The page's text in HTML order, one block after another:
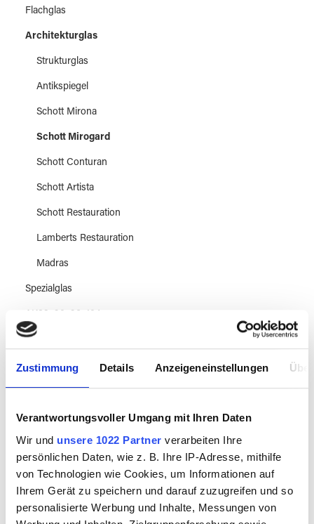
Zustimmung Details Anzeigeneinstellungen
Verantwortungsvoller Umgang mit Ihren Daten
Wir und unsere 1022 Partner verarbeiten Ihre
persönlichen Daten, wie z. B. Ihre IP-Adresse, mithilfe
von Technologien wie Cookies, um Informationen auf
Ihrem Gerät zu speichern und darauf zuzugreifen und so
personalisierte Werbung und Inhalte, Messungen von
Flachglas
Architekturglas
Strukturglas
Antikspiegel
Schott Mirona
Schott Mirogard
Schott Conturan
Schott Artista
Schott Restauration
Lamberts Restauration
Madras
Spezialglas
Abschnitte 20x30 cm
Dekoration
Techniken